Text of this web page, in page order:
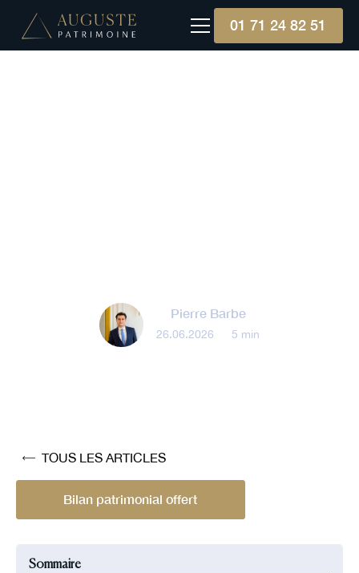
01 71 24 82 51
Pierre Barbe
26.06.2026 5 min
TOUS LES ARTICLES
Bilan patrimonial offert
Sommaire